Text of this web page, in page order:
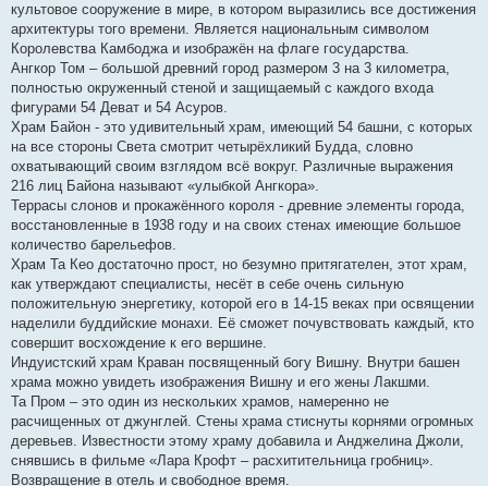
культовое сооружение в мире, в котором выразились все достижения
архитектуры того времени. Является национальным символом
Королевства Камбоджа и изображён на флаге государства.
Ангкор Том – большой древний город размером 3 на 3 километра,
полностью окруженный стеной и защищаемый с каждого входа
фигурами 54 Деват и 54 Асуров.
Храм Байон - это удивительный храм, имеющий 54 башни, с которых
на все стороны Света смотрит четырёхликий Будда, словно
охватывающий своим взглядом всё вокруг. Различные выражения
216 лиц Байона называют «улыбкой Ангкора».
Террасы слонов и прокажённого короля - древние элементы города,
восстановленные в 1938 году и на своих стенах имеющие большое
количество барельефов.
Храм Та Кео достаточно прост, но безумно притягателен, этот храм,
как утверждают специалисты, несёт в себе очень сильную
положительную энергетику, которой его в 14-15 веках при освящении
наделили буддийские монахи. Её сможет почувствовать каждый, кто
совершит восхождение к его вершине.
Индуистский храм Краван посвященный богу Вишну. Внутри башен
храма можно увидеть изображения Вишну и его жены Лакшми.
Та Пром – это один из нескольких храмов, намеренно не
расчищенных от джунглей. Стены храма стиснуты корнями огромных
деревьев. Известности этому храму добавила и Анджелина Джоли,
снявшись в фильме «Лара Крофт – расхитительница гробниц».
Возвращение в отель и свободное время.